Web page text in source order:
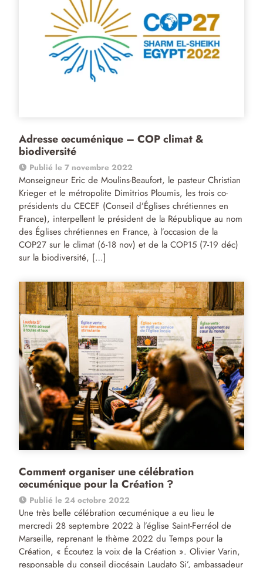
Adresse œcuménique – COP climat &
biodiversité
Publié le 7 novembre 2022
Monseigneur Eric de Moulins-Beaufort, le pasteur Christian
Krieger et le métropolite Dimitrios Ploumis, les trois co-
présidents du CECEF (Conseil d’Églises chrétiennes en
France), interpellent le président de la République au nom
des Églises chrétiennes en France, à l’occasion de la
COP27 sur le climat (6-18 nov) et de la COP15 (7-19 déc)
sur la biodiversité, […]
Comment organiser une célébration
œcuménique pour la Création ?
Publié le 24 octobre 2022
Une très belle célébration œcuménique a eu lieu le
mercredi 28 septembre 2022 à l’église Saint-Ferréol de
Marseille, reprenant le thème 2022 du Temps pour la
Création, « Écoutez la voix de la Création ». Olivier Varin,
responsable du conseil diocésain Laudato Si’, ambassadeur